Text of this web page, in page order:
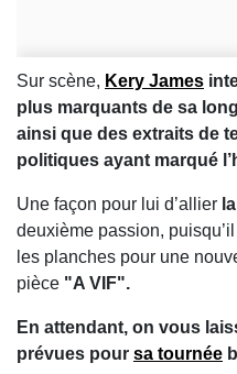
Sur scène, Kery James
plus marquants de sa
ainsi que des extraits de
politiques ayant marqué
Une façon pour lui d’allier
deuxième passion,
les planches pour une
pièce "A VIF".
En attendant, on vous
prévues pour sa tournée